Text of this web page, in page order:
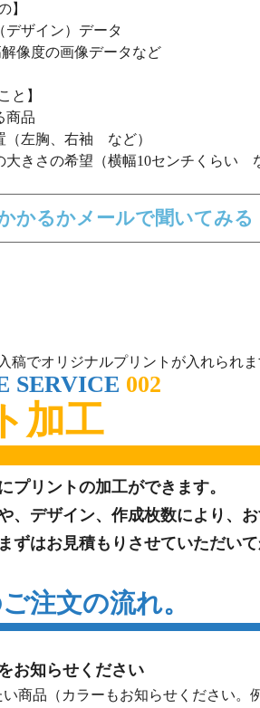
】
デザイン）データ
像度の画像データなど
と】
商品
（左胸、右袖 など）
大きさの希望（横幅10センチくらい
かるかメールで聞いてみる
稿でオリジナルプリントが入れられ
SERVICE 002
加工
プリントの加工ができます。
、デザイン、作成枚数により、
まずはお見積もりさせていただい
注文の流れ。
お知らせください
い商品（カラーもお知らせください